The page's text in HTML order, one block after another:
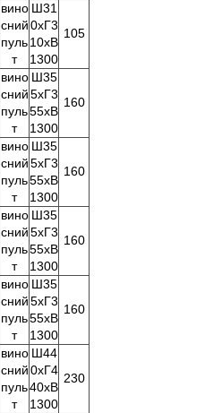
вино
сний
пуль
т
Ш31
0хГ3
10хВ
1300
105
вино
сний
пуль
т
Ш35
5хГ3
55хВ
1300
160
вино
сний
пуль
т
Ш35
5хГ3
55хВ
1300
160
вино
сний
пуль
т
Ш35
5хГ3
55хВ
1300
160
вино
сний
пуль
т
Ш35
5хГ3
55хВ
1300
160
вино
сний
пуль
т
Ш44
0хГ4
40хВ
1300
230